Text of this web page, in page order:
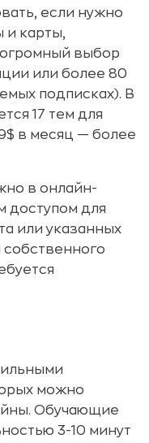
если нужно
и карты,
выбор
или более 80
подписках). В
17 тем для
в месяц — более
в онлайн-
доступом для
или указанных
собственного
можно
Обучающие
3-10 минут